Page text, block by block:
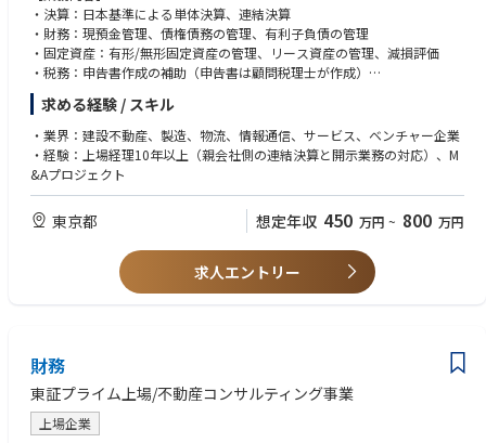
・決算：日本基準による単体決算、連結決算
・財務：現預金管理、債権債務の管理、有利子負債の管理
・固定資産：有形/無形固定資産の管理、リース資産の管理、減損評価
・税務：申告書作成の補助（申告書は顧問税理士が作成）
・開示：計算書類、有価証券報告書、決算短信、東証適時開示
・監査対応：監査法人による法定監査の対応
・子会社の決算：グループ会社の決算を全員が持ち回りで担当
・経営企画：予算策定・予実管理、中期経営計画の作成・進捗管理、管理
会計、会議体の資料作成
■所属組織
・財務部
求める経験 / スキル
・業界：建設不動産、製造、物流、情報通信、サービス、ベンチャー企業
・経験：上場経理10年以上（親会社側の連結決算と開示業務の対応）、M
&Aプロジェクト
東京都 想定年収 450 万円 ~ 800 万円
求人エントリー
財務
東証プライム上場/不動産コンサルティング事業
上場企業